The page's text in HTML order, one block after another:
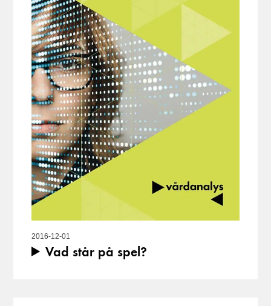
2016-12-01
Vad står på spel?